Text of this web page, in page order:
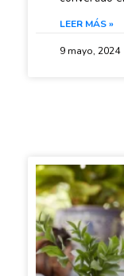
LEER MÁS »
9 mayo, 2024